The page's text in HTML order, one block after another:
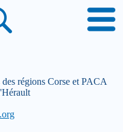
régions Corse et PACA